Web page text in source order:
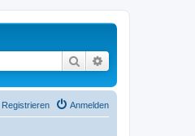
Suche
Anmelden
Registrieren